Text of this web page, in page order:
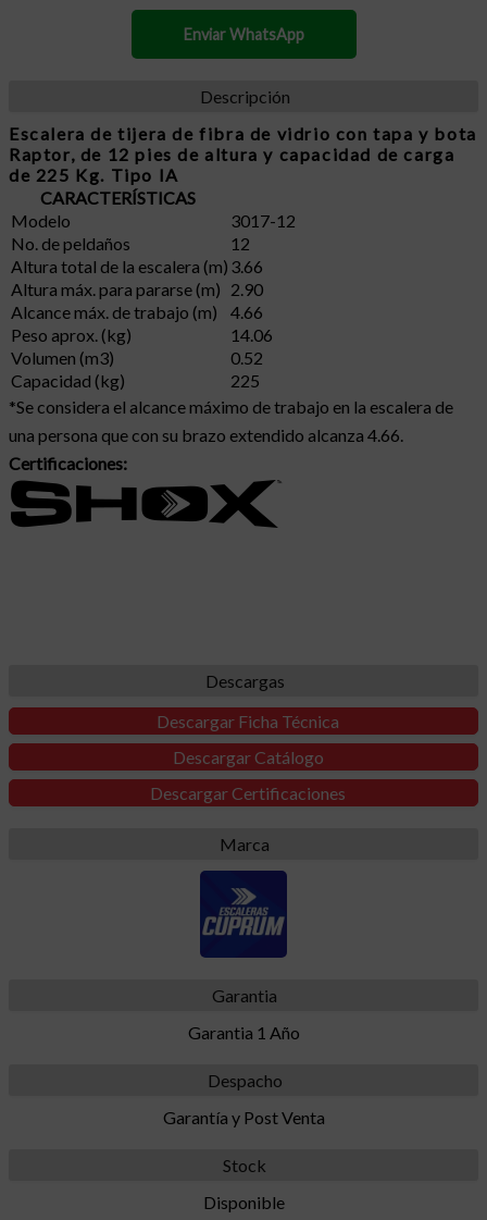
Enviar WhatsApp
Descripción
Escalera de tijera de fibra de vidrio con tapa y bota
Raptor, de 12 pies de altura y capacidad de carga
de 225 Kg. Tipo IA
CARACTERÍSTICAS
Modelo
3017-12
No. de peldaños
12
Altura total de la escalera (m) 3.66
Altura máx. para pararse (m) 2.90
Alcance máx. de trabajo (m)
4.66
Peso aprox. (kg)
14.06
Volumen (m3)
0.52
Capacidad (kg)
225
*Se considera el alcance máximo de trabajo en la escalera de
una persona que con su brazo extendido alcanza 4.66.
Certificaciones:
Descargas
Descargar Ficha Técnica
Descargar Catálogo
Descargar Certificaciones
Marca
Garantia
Garantia 1 Año
Despacho
Garantía y Post Venta
Stock
Disponible